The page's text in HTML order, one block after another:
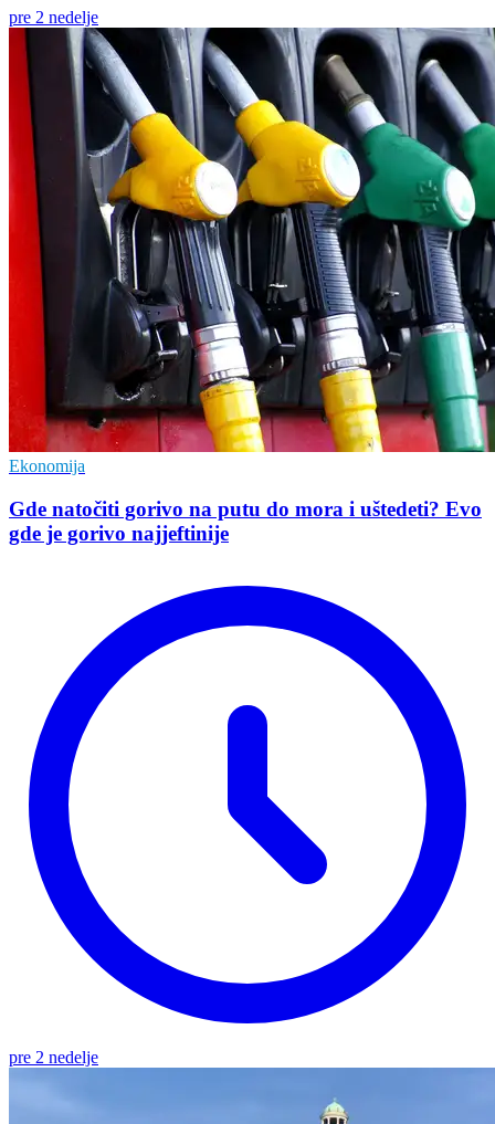
pre 2 nedelje
Ekonomija
Gde natočiti gorivo na putu do mora i uštedeti? Evo
gde je gorivo najjeftinije
pre 2 nedelje